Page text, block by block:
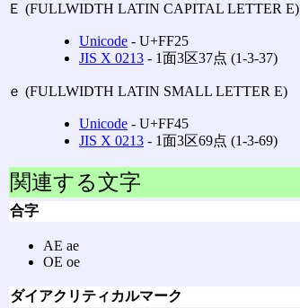
Ｅ (FULLWIDTH LATIN CAPITAL LETTER E)
Unicode ‐ U+FF25
JIS X 0213 ‐ 1面3区37点 (1-3-37)
ｅ (FULLWIDTH LATIN SMALL LETTER E)
Unicode ‐ U+FF45
JIS X 0213 ‐ 1面3区69点 (1-3-69)
関連する文字
合字
AE ae
OE oe
ダイアクリティカルマーク